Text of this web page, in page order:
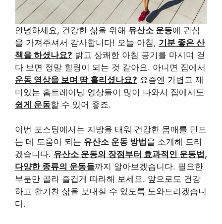
안녕하세요, 건강한 삶을 위해 유산소 운동에 관심
을 가져주셔서 감사합니다! 오늘 아침, 기분 좋은 산
책을 하셨나요? 밝고 상쾌한 아침 공기를 마시며 걷
다 보면 정말 힐링이 되는 것 같아요. 아니면 집에서
운동 영상을 보며 땀 흘리셨나요? 요즘엔 가볍고 재
미있는 홈트레이닝 영상들이 많이 나와서 집에서도
쉽게 운동할 수 있어 좋죠.
이번 포스팅에서는 지방을 태워 건강한 몸매를 만드
는 데 도움이 되는 유산소 운동 방법 을 소개해 드리
겠습니다. 유산소 운동의 장점부터 효과적인 운동법,
다양한 종류의 운동들까지 알아보겠습니다. 필요한
부분만 골라 즐겁게 따라해 보세요. 앞으로도 건강
하고 활기찬 삶을 보내실 수 있도록 도와드리겠습니
다.